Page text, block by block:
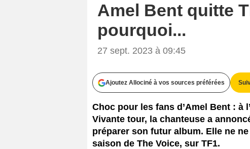
Amel Bent quitte
pourquoi...
27 sept. 2023 à 09:45
Ajoutez Allociné à vos sources préférées
Choc pour les fans d’Amel Bent : à
Vivante tour, la chanteuse a
préparer son futur album. Elle ne
saison de The Voice, sur TF1.